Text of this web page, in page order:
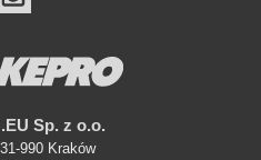
Sp. z o.o.
990 Kraków